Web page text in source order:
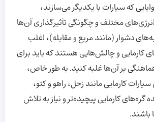
که سیارات با یکدیگر می‌سازند،
مختلف و چگونگی تأثیرگذاری آن‌ها
دشوار (مانند مربع و مقابله)، اغلب
و چالش‌هایی هستند که باید برای
بر آن‌ها غلبه کنید. به طور خاص،
کارمایی مانند زحل، راهو و کتو،
گره‌های کارمایی پیچیده‌تر و نیاز به تلاش
باشند.